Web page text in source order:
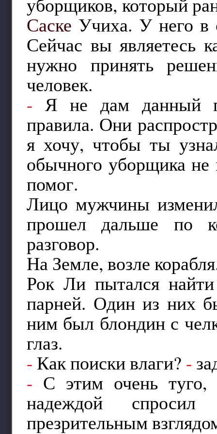
Саске Учиха. У него в
Сейчас вы являетесь
нужно принять
человек.
- Я не дам данный
правила. Они
я хочу, чтобы ты
обычного уборщика не
помог.
Лицо мужчины
прошел дальше по
разговор.
На Земле, возле
Рок Ли пытался
парней. Один из них
ним был блондин с
глаз.
- Как поиски влаги? -
- С этим очень
надеждой
презрительным